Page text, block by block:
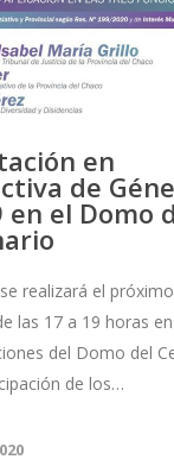
en
de
en el Domo
realizará el
las 17 a 19 horas
del Domo del
de los…